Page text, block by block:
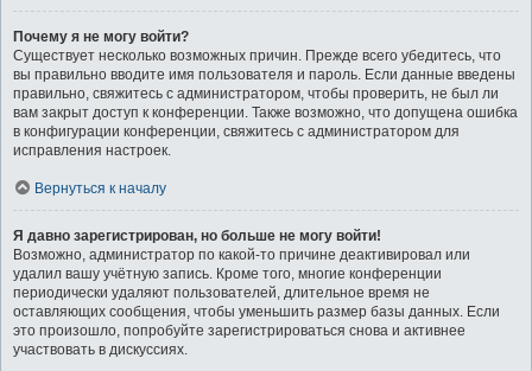
Почему я не могу войти?
Существует несколько возможных причин. Прежде всего убедитесь, что
вы правильно вводите имя пользователя и пароль. Если данные введены
правильно, свяжитесь с администратором, чтобы проверить, не был ли
вам закрыт доступ к конференции. Также возможно, что допущена ошибка
в конфигурации конференции, свяжитесь с администратором для
исправления настроек.
Вернуться к началу
Я давно зарегистрирован, но больше не могу войти!
Возможно, администратор по какой-то причине деактивировал или
удалил вашу учётную запись. Кроме того, многие конференции
периодически удаляют пользователей, длительное время не
оставляющих сообщения, чтобы уменьшить размер базы данных. Если
это произошло, попробуйте зарегистрироваться снова и активнее
участвовать в дискуссиях.